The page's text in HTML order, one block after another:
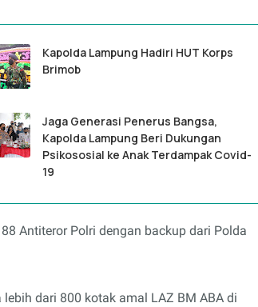
Kapolda Lampung Hadiri HUT Korps
Brimob
Jaga Generasi Penerus Bangsa,
Kapolda Lampung Beri Dukungan
Psikososial ke Anak Terdampak Covid-
19
Antiteror Polri dengan backup dari Polda
dari 800 kotak amal LAZ BM ABA di